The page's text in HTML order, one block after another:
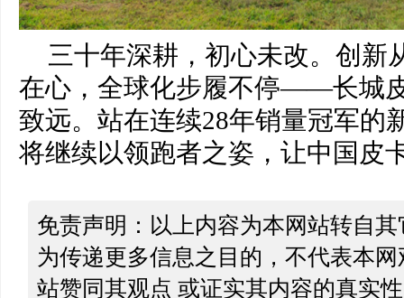
三十年深耕，初心未改。创新
在心，全球化步履不停——长城
致远。站在连续28年销量冠军的
将继续以领跑者之姿，让中国皮
免责声明：以上内容为本网站转自
为传递更多信息之目的，不代表本
站赞同其观点 或证实其内容的真实